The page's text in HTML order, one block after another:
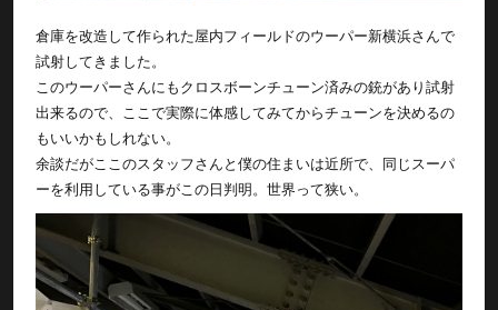
倉庫を改造して作られた屋内フィールドのウーパー新横浜さんで
試射してきました。
このウーパーさんにもクロスボーンチューン済みの銃があり試射
出来るので、ここで実際に体感してみてからチューンを決めるの
もいいかもしれない。
余談だがここのスタッフさんと僕の住まいは近所で、同じスーパ
ーを利用している事がこの日判明。世界って狭い。